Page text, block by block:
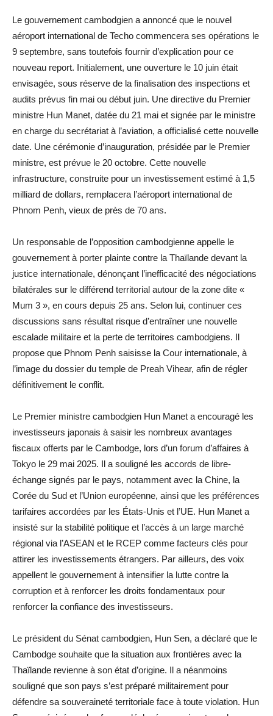
Le gouvernement cambodgien a annoncé que le nouvel
aéroport international de Techo commencera ses opérations le
9 septembre, sans toutefois fournir d’explication pour ce
nouveau report. Initialement, une ouverture le 10 juin était
envisagée, sous réserve de la finalisation des inspections et
audits prévus fin mai ou début juin. Une directive du Premier
ministre Hun Manet, datée du 21 mai et signée par le ministre
en charge du secrétariat à l’aviation, a officialisé cette nouvelle
date. Une cérémonie d’inauguration, présidée par le Premier
ministre, est prévue le 20 octobre. Cette nouvelle
infrastructure, construite pour un investissement estimé à 1,5
milliard de dollars, remplacera l’aéroport international de
Phnom Penh, vieux de près de 70 ans.
Un responsable de l’opposition cambodgienne appelle le
gouvernement à porter plainte contre la Thaïlande devant la
justice internationale, dénonçant l’inefficacité des négociations
bilatérales sur le différend territorial autour de la zone dite «
Mum 3 », en cours depuis 25 ans. Selon lui, continuer ces
discussions sans résultat risque d’entraîner une nouvelle
escalade militaire et la perte de territoires cambodgiens. Il
propose que Phnom Penh saisisse la Cour internationale, à
l’image du dossier du temple de Preah Vihear, afin de régler
définitivement le conflit.
Le Premier ministre cambodgien Hun Manet a encouragé les
investisseurs japonais à saisir les nombreux avantages
fiscaux offerts par le Cambodge, lors d’un forum d’affaires à
Tokyo le 29 mai 2025. Il a souligné les accords de libre-
échange signés par le pays, notamment avec la Chine, la
Corée du Sud et l’Union européenne, ainsi que les préférences
tarifaires accordées par les États-Unis et l’UE. Hun Manet a
insisté sur la stabilité politique et l’accès à un large marché
régional via l’ASEAN et le RCEP comme facteurs clés pour
attirer les investissements étrangers. Par ailleurs, des voix
appellent le gouvernement à intensifier la lutte contre la
corruption et à renforcer les droits fondamentaux pour
renforcer la confiance des investisseurs.
Le président du Sénat cambodgien, Hun Sen, a déclaré que le
Cambodge souhaite que la situation aux frontières avec la
Thaïlande revienne à son état d’origine. Il a néanmoins
souligné que son pays s’est préparé militairement pour
défendre sa souveraineté territoriale face à toute violation. Hun